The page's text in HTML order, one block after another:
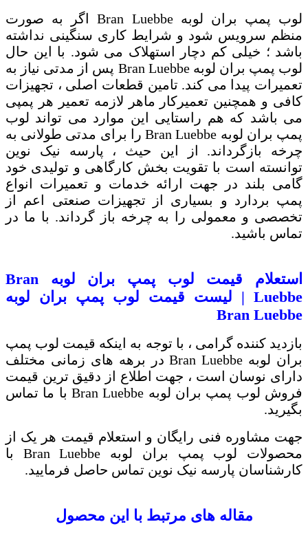
لوب پمپ بران لوبهBran Luebbeاگر به صورت
منظم سرویس شود و شرایط کاری سنگینی نداشته
باشد ؛ خیلی کم دچار استهلاک می شود. با این حال
لوب پمپ بران لوبهBran Luebbe ​پس از مدتی نیاز به
تعمیرات پیدا می کند. تامین قطعات اصلی ، تجهیزات
کافی و همچنین تعمیرکار ماهر لازمه تعمیر هر پمپی
می باشد که هم راستایی این موارد می تواند لوب
پمپ بران لوبه Bran Luebbeرا برای مدتی طولانی به
چرخه بازگرداند. از این حیث ، پارسه نیک نوین
توانسته است با تقویت بخش کارگاهی و تولیدی خود
گامی بلند در جهت ارائه خدمات و تعمیرات انواع
پمپ بردارد و بسیاری از تجهیزات صنعتی اعم از
تخصصی و معمولی را به چرخه باز گرداند. با ما در
تماس باشید.
استعلام قیمت لوب پمپ بران لوبه Bran
Luebbe | لیست قیمت لوب پمپ بران لوبه
Bran Luebbe
بازدید کننده گرامی ، با توجه به اینکه قیمت لوب پمپ
بران لوبه Bran Luebbeدر برهه های زمانی مختلف
دارای نوسان است ، جهت اطلاع از دقیق ترین قیمت
فروش لوب پمپ بران لوبه Bran Luebbe با ما تماس
بگیرید.
جهت مشاوره فنی رایگان و استعلام قیمت هر یک از
محصولات لوب پمپ بران لوبه Bran Luebbe با
کارشناسان پارسه نیک نوین تماس حاصل فرمایید.
مقاله های مرتبط با این محصول